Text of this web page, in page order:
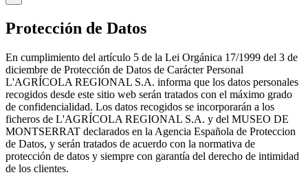
Protección de Datos
En cumplimiento del artículo 5 de la Lei Orgánica 17/1999 del 3 de
diciembre de Protección de Datos de Carácter Personal
L'AGRÍCOLA REGIONAL S.A. informa que los datos personales
recogidos desde este sitio web serán tratados con el máximo grado
de confidencialidad. Los datos recogidos se incorporarán a los
ficheros de L'AGRÍCOLA REGIONAL S.A. y del MUSEO DE
MONTSERRAT declarados en la Agencia Española de Proteccion
de Datos, y serán tratados de acuerdo con la normativa de
protección de datos y siempre con garantía del derecho de intimidad
de los clientes.